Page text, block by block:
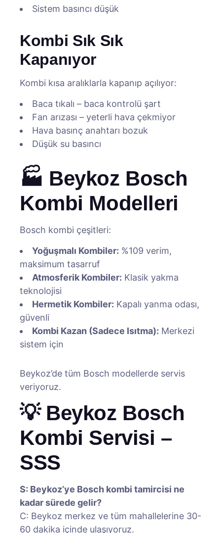
Sistem basıncı düşük
Kombi Sık Sık
Kapanıyor
Kombi kısa aralıklarla kapanıp açılıyor:
Baca tıkalı – baca kontrolü şart
Fan arızası – yeterli hava çekmiyor
Hava basınç anahtarı bozuk
Düşük su basıncı
🏭 Beykoz Bosch
Kombi Modelleri
Bosch kombi çeşitleri:
Yoğuşmalı Kombiler: %109 verim,
maksimum tasarruf
Atmosferik Kombiler: Klasik yakma
teknolojisi
Hermetik Kombiler: Kapalı yanma odası,
güvenli
Kombi Kazan (Sadece Isıtma): Merkezi
sistem için
Beykoz’de tüm Bosch modellerde servis
veriyoruz.
💡 Beykoz Bosch
Kombi Servisi –
SSS
S: Beykoz’ye Bosch kombi tamircisi ne
kadar sürede gelir?
C: Beykoz merkez ve tüm mahallelerine 30-
60 dakika içinde ulaşıyoruz.